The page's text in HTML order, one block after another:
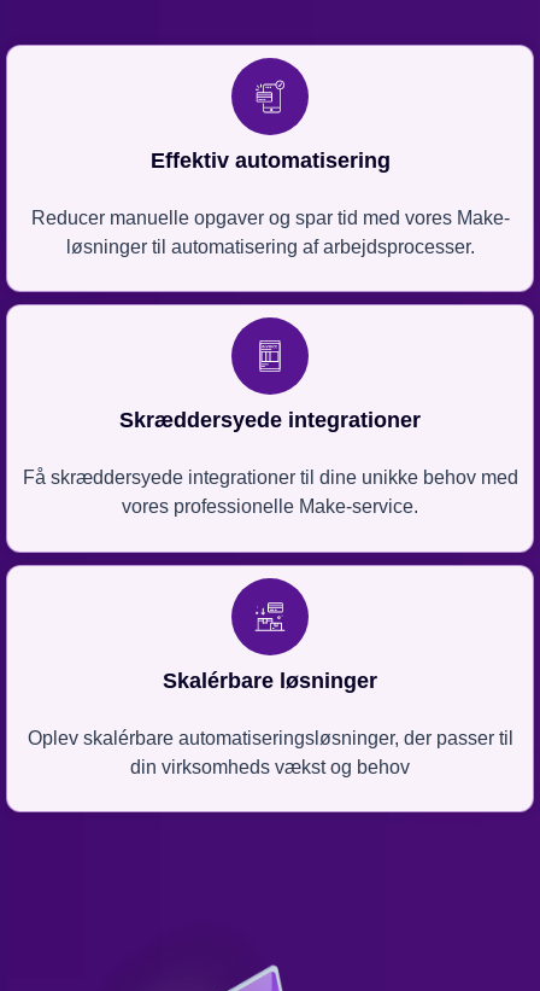
Effektiv automatisering
Reducer manuelle opgaver og spar tid med vores Make-
løsninger til automatisering af arbejdsprocesser.
Skræddersyede integrationer
Få skræddersyede integrationer til dine unikke behov med
vores professionelle Make-service.
Skalérbare løsninger
Oplev skalérbare automatiseringsløsninger, der passer til
din virksomheds vækst og behov